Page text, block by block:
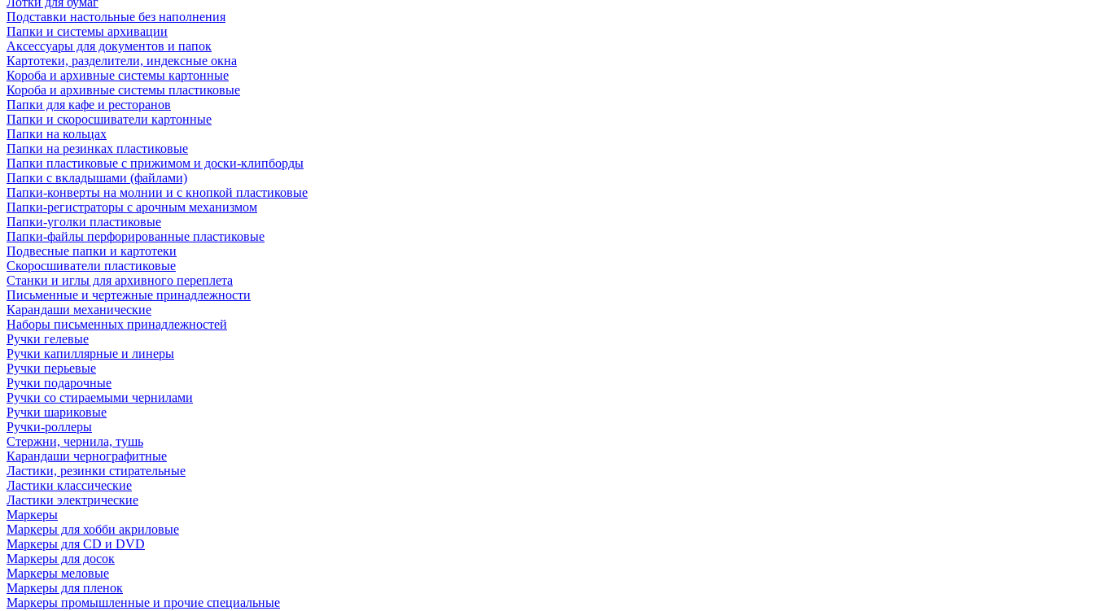
Подставки настольные без наполнения
Папки и системы архивации
Аксессуары для документов и папок
Картотеки, разделители, индексные окна
Короба и архивные системы картонные
Короба и архивные системы пластиковые
Папки для кафе и ресторанов
Папки и скоросшиватели картонные
Папки на кольцах
Папки на резинках пластиковые
Папки пластиковые с прижимом и доски-клипборды
Папки с вкладышами (файлами)
Папки-конверты на молнии и с кнопкой пластиковые
Папки-регистраторы с арочным механизмом
Папки-уголки пластиковые
Папки-файлы перфорированные пластиковые
Подвесные папки и картотеки
Скоросшиватели пластиковые
Станки и иглы для архивного переплета
Письменные и чертежные принадлежности
Карандаши механические
Наборы письменных принадлежностей
Ручки гелевые
Ручки капиллярные и линеры
Ручки перьевые
Ручки подарочные
Ручки со стираемыми чернилами
Ручки шариковые
Ручки-роллеры
Стержни, чернила, тушь
Карандаши чернографитные
Ластики, резинки стирательные
Ластики классические
Ластики электрические
Маркеры
Маркеры для хобби акриловые
Маркеры для CD и DVD
Маркеры для досок
Маркеры меловые
Маркеры для пленок
Маркеры промышленные и прочие специальные